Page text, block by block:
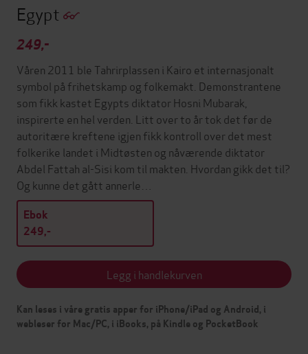
Egypt
249,-
Våren 2011 ble Tahrirplassen i Kairo et internasjonalt
symbol på frihetskamp og folkemakt. Demonstrantene
som fikk kastet Egypts diktator Hosni Mubarak,
inspirerte en hel verden. Litt over to år tok det før de
autoritære kreftene igjen fikk kontroll over det mest
folkerike landet i Midtøsten og nåværende diktator
Abdel Fattah al-Sisi kom til makten. Hvordan gikk det til?
Og kunne det gått annerle…
Ebok
249,-
Legg i handlekurven
Kan leses i våre gratis apper for iPhone/iPad og Android, i
webleser for Mac/PC, i iBooks, på Kindle og PocketBook